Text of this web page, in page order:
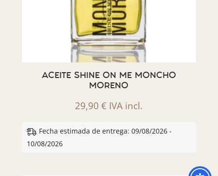
ACEITE SHINE ON ME MONCHO
MORENO
29,90€ IVA incl.
Fecha estimada de entrega: 09/08/2026 -
10/08/2026